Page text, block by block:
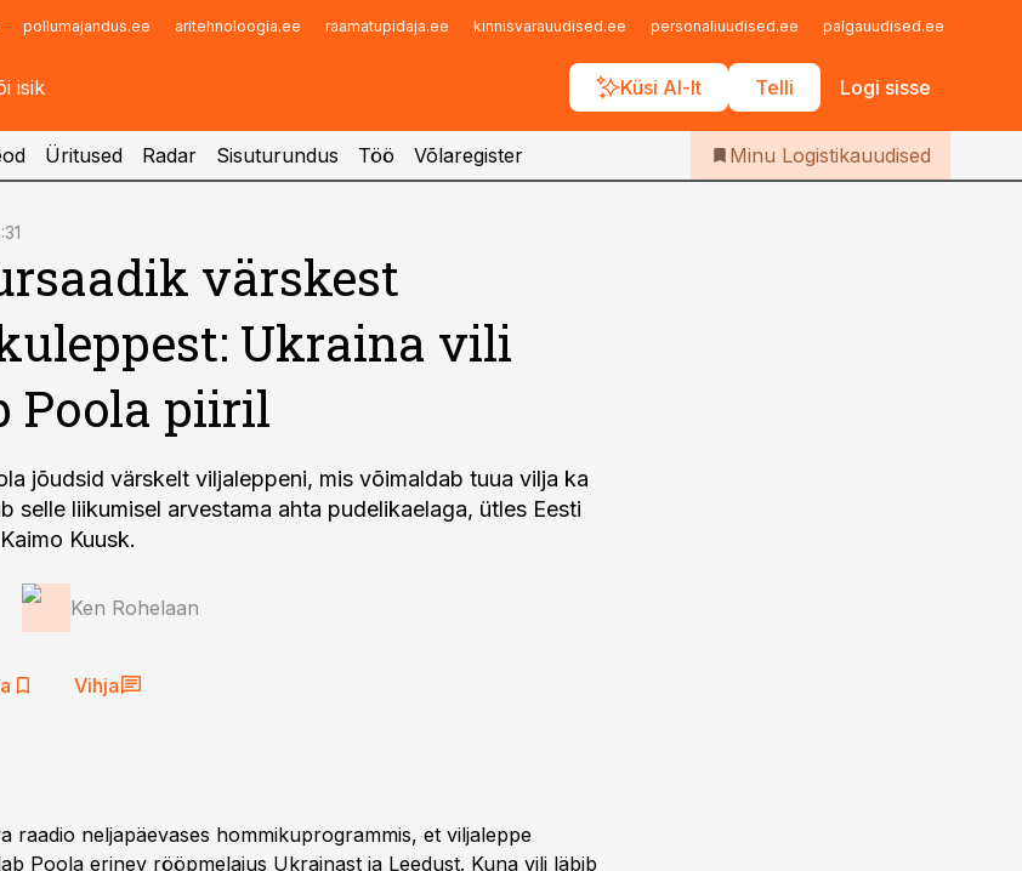
pollumajandus.ee aritehnoloogia.ee raamatupidaja.ee kinnisvarauudised.ee personaliuudised.ee palgauudised.ee
Küsi AI-lt Telli Logi sisse
Iseteenindus
Telli Logistikauudised
Üritused Radar Sisuturundus Töö Võlaregister Minu Logistikauudised
värskest
Ukraina vili
Poola piiril
jõudsid värskelt viljaleppeni, mis võimaldab tuua vilja ka
selle liikumisel arvestama ahta pudelikaelaga, ütles Eesti
Kuusk.
Ken Rohelaan
Vihja
raadio neljapäevases hommikuprogrammis, et viljaleppe
Poola erinev rööpmelaius Ukrainast ja Leedust. Kuna vili läbib